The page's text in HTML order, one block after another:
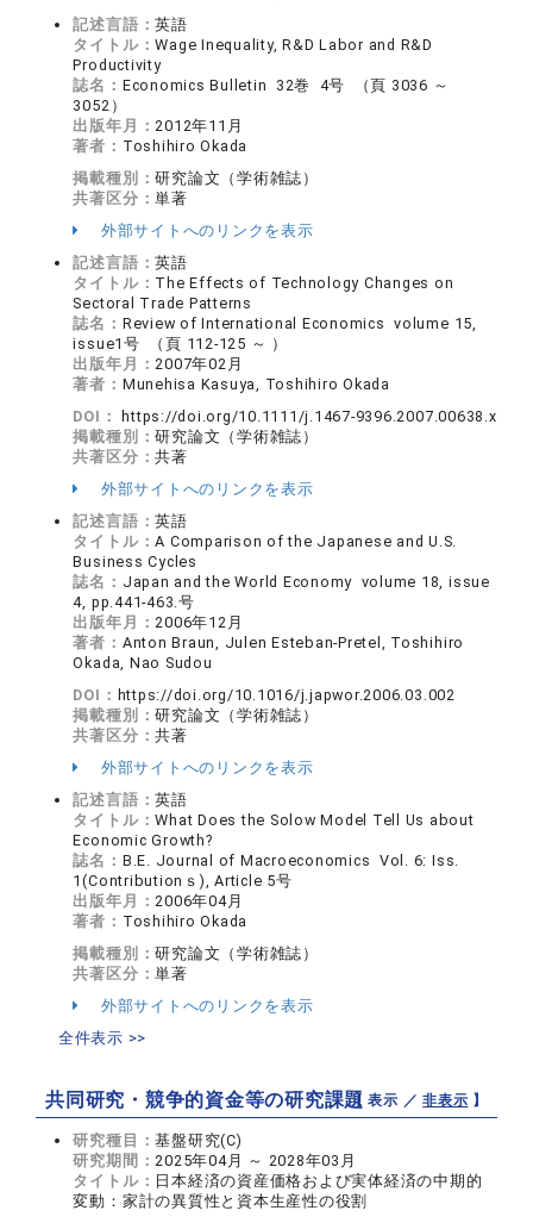
記述言語：英語
タイトル：Wage Inequality, R&D Labor and R&D
Productivity
誌名： Economics Bulletin 32巻 4号 （頁 3036 ～
3052）
出版年月：2012年11月
著者： Toshihiro Okada
掲載種別：研究論文（学術雑誌）
共著区分：単著
外部サイトへのリンクを表示
記述言語：英語
タイトル： The Effects of Technology Changes on
Sectoral Trade Patterns
誌名： Review of International Economics volume 15,
issue1号 （頁 112-125 ～ ）
出版年月：2007年02月
著者： Munehisa Kasuya, Toshihiro Okada
DOI：
https://doi.org/10.1111/j.1467-9396.2007.00638.x
掲載種別：研究論文（学術雑誌）
共著区分：共著
外部サイトへのリンクを表示
記述言語：英語
タイトル：A Comparison of the Japanese and U.S.
Business Cycles
誌名： Japan and the World Economy volume 18, issue
4, pp.441-463.号
出版年月：2006年12月
著者： Anton Braun, Julen Esteban-Pretel, Toshihiro
Okada, Nao Sudou
DOI： https://doi.org/10.1016/j.japwor.2006.03.002
掲載種別：研究論文（学術雑誌）
共著区分：共著
外部サイトへのリンクを表示
記述言語：英語
タイトル：What Does the Solow Model Tell Us about
Economic Growth?
誌名： B.E. Journal of Macroeconomics Vol. 6: Iss.
1(Contributionｓ), Article 5号
出版年月：2006年04月
著者： Toshihiro Okada
掲載種別：研究論文（学術雑誌）
共著区分：単著
外部サイトへのリンクを表示
全件表示 >>
共同研究・競争的資金等の研究課題【 表示 ／非表示 】
研究種目：基盤研究(C)
研究期間：2025年04月 ～ 2028年03月
タイトル： 日本経済の資産価格および実体経済の中期的
変動：家計の異質性と資本生産性の役割